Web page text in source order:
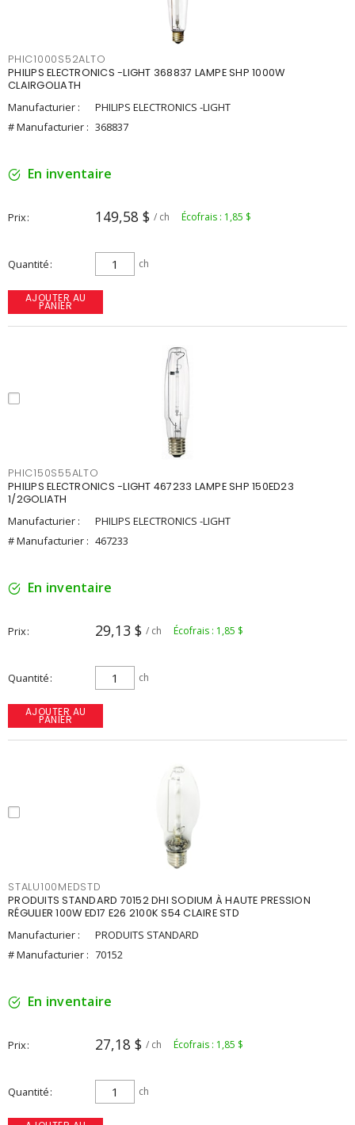
PHIC1000S52ALTO
PHILIPS ELECTRONICS -LIGHT 368837 LAMPE SHP 1000W
CLAIRGOLIATH
Manufacturier :
PHILIPS ELECTRONICS -LIGHT
# Manufacturier : 368837
En inventaire
Prix 149,58 $ / ch Écofrais : 1,85 $
Quantité ch
AJOUTER AU
PANIER
PHIC150S55ALTO
PHILIPS ELECTRONICS -LIGHT 467233 LAMPE SHP 150ED23
1/2GOLIATH
Manufacturier :
PHILIPS ELECTRONICS -LIGHT
# Manufacturier : 467233
En inventaire
Prix 29,13 $ / ch Écofrais : 1,85 $
Quantité ch
AJOUTER AU
PANIER
STALU100MEDSTD
PRODUITS STANDARD 70152 DHI SODIUM À HAUTE PRESSION
RÉGULIER 100W ED17 E26 2100K S54 CLAIRE STD
Manufacturier :
PRODUITS STANDARD
# Manufacturier : 70152
En inventaire
Prix 27,18 $ / ch Écofrais : 1,85 $
Quantité ch